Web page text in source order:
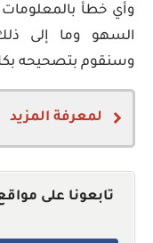
وأي خطأ
السهو وما إلى ذلك
وسنقوم بتصحيحه
لمعرفة المزيد
تابعونا على